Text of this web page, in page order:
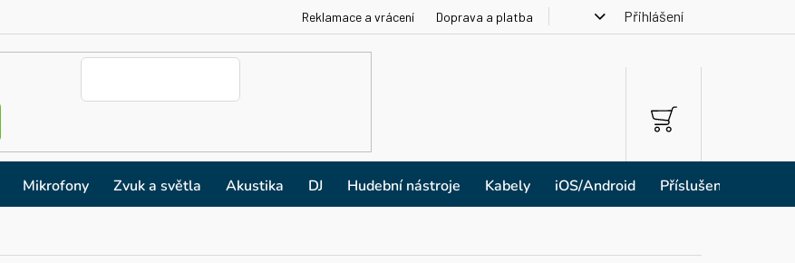
Reklamace a vrácení Doprava a platba Přihlášení
NÁKUPNÍ
KOŠÍK
Mikrofony Zvuk a světla Akustika DJ Hudební nástroje Kabely iOS/Android Příslušenství